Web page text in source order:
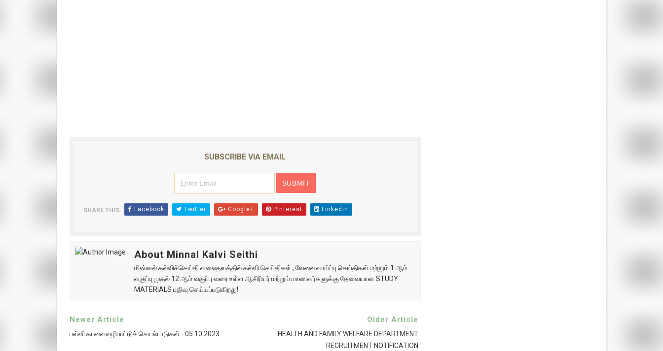
SUBSCRIBE VIA EMAIL
SHARE THIS: Facebook Twitter Google+ Pinterest Linkedin
About Minnal Kalvi Seithi
மின்னல் கல்விச்செய்தி வலைதளத்தில் கல்வி செய்திகள் , வேலை வாய்ப்பு செய்திகள் மற்றும் 1 ஆம்
வகுப்பு முதல் 12 ஆம் வகுப்பு வரை உள்ள ஆசிரியர் மற்றும் மாணவர்களுக்கு தேவையான STUDY
MATERIALS பதிவு செய்யப்படுகிறது!
Newer Article
பள்ளி காலை வழிபாட்டுச் செயல்பாடுகள் - 05.10.2023
Older Article
HEALTH AND FAMILY WELFARE DEPARTMENT
RECRUITMENT NOTIFICATION